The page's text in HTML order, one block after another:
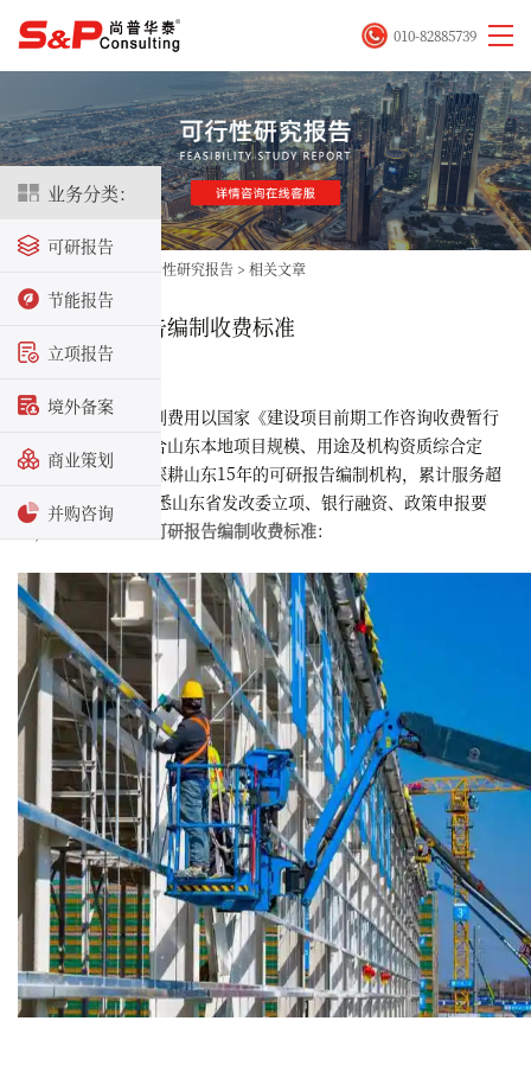
业务分类：
可研报告
节能报告
立项报告
境外备案
商业策划
并购咨询
010-82885739
可行性研究报告 > 相关文章
山东省可研报告编制收费标准​
2025-12-03
山东省可研编制费用以国家《建设项目前期工作咨询收费暂行
规定》为基础，结合山东本地项目规模、用途及机构资质综合定
价。尚普华泰作为深耕山东15年的可研报告编制机构，累计服务超
5000多家企业，熟悉山东省发改委立项、银行融资、政策申报要
求，以下为 山东省可研报告编制收费标准：